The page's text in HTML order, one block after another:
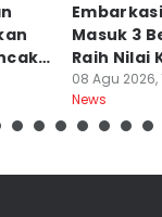
Masuk 3
Raih Nilai
86,65
08 Agu 2026,
News